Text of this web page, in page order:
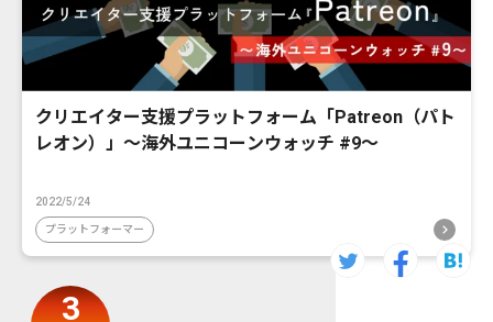
クリエイター支援プラットフォーム「Patreon（パト
レオン）」〜海外ユニコーンウォッチ #9〜
2022/5/24
プラットフォーマー